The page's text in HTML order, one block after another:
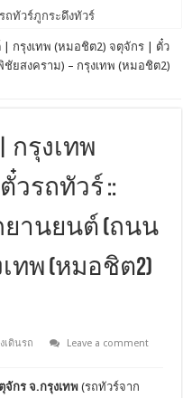
ถทัวร์ภูกระดึงทัวร์
กรุงเทพ (หมอชิต2) จตุจักร | ตั๋ว
ยสงคราม) – กรุงเทพ (หมอชิต2)
รุงเทพ
วรถทัวร์ ::
านยนต์ (ถนน
ทพ (หมอชิต2)
เดินรถ
Leave a comment
กร จ.กรุงเทพ (รถทัวร์จาก